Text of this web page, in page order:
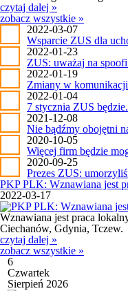
czytaj dalej »
zobacz wszystkie »
2022-03-07
Wsparcie ZUS dla
2022-01-23
ZUS: uważaj na
2022-01-19
Zmiany w
2022-01-04
7 stycznia ZUS
2021-12-08
Nie bądźmy obojętni
2020-10-05
Więcej firm będzie
2020-09-25
Prezes ZUS:
PKP PLK: Wznawiana jest
2022-03-17
Wznawiana jest praca
Ciechanów, Gdynia, Tczew.
czytaj dalej »
zobacz wszystkie »
6
Czwartek
Sierpień 2026